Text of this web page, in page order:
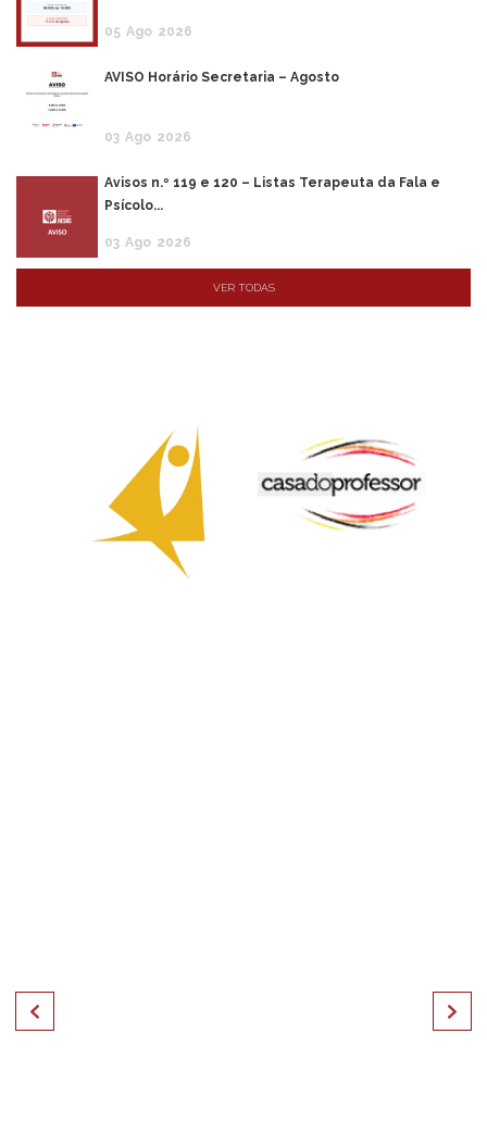
05 Ago 2026
AVISO Horário Secretaria – Agosto
03 Ago 2026
Avisos n.º 119 e 120 – Listas Terapeuta da Fala e
Psícolo...
03 Ago 2026
VER TODAS